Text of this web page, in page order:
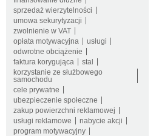
sprzedaż wierzytelności
umowa sekurytyzacji
zwolnienie w VAT
opłata motywacyjna
usługi
odwrotne obciążenie
faktura korygująca
stal
korzystanie ze służbowego
samochodu
cele prywatne
ubezpieczenie społeczne
zakup powierzchni reklamowej
usługi reklamowe
nabycie akcji
program motywacyjny